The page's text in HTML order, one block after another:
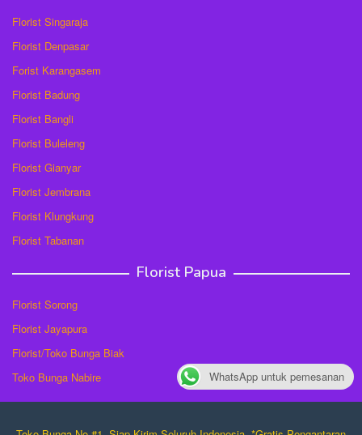
Florist Singaraja
Florist Denpasar
Forist Karangasem
Florist Badung
Florist Bangli
Florist Buleleng
Florist Gianyar
Florist Jembrana
Florist Klungkung
Florist Tabanan
Florist Papua
Florist Sorong
Florist Jayapura
Florist/Toko Bunga Biak
Toko Bunga Nabire
WhatsApp untuk pemesanan